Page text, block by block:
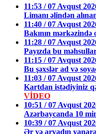
11:53 / 07 Avqust
Limanı əlindən
11:40 / 07 Avqust
Bakının mərkəzində
11:28 / 07 Avqust
Payızda bu
11:15 / 07 Avqust
Bu şəxslər ad və
11:03 / 07 Avqust
Kartdan istədiyiniz
VİDEO
10:51 / 07 Avqust
Azərbaycanda 10
10:39 / 07 Avqust
Ər və arvadın